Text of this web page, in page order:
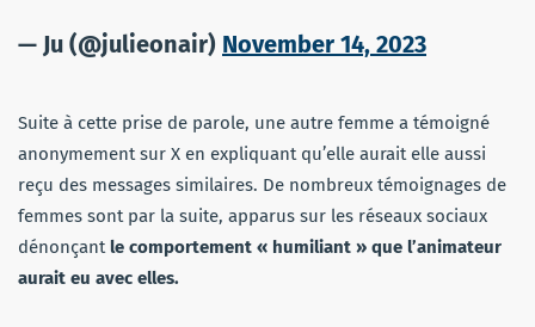
— Ju (@julieonair) November 14, 2023
Suite à cette prise de parole, une autre femme a témoigné
anonymement sur X en expliquant qu’elle aurait elle aussi
reçu des messages similaires. De nombreux témoignages de
femmes sont par la suite, apparus sur les réseaux sociaux
dénonçantle comportement « humiliant » que l’animateur
aurait eu avec elles.